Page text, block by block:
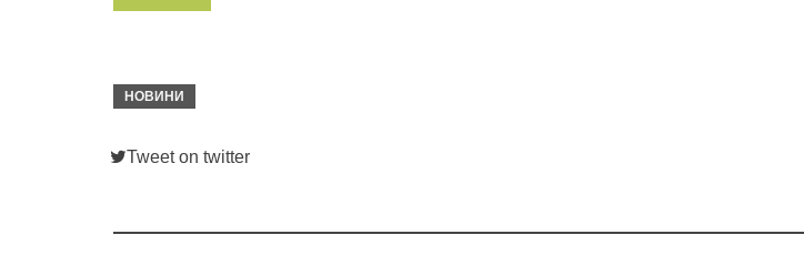
НОВИНИ
Tweet on twitter